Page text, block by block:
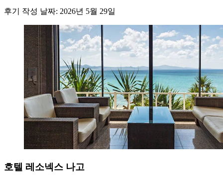
후기 작성 날짜: 2026년 5월 29일
호텔 레소넥스 나고